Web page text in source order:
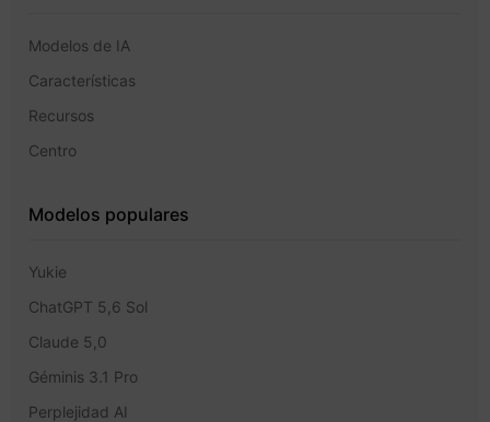
Modelos de IA
Características
Recursos
Centro
Modelos populares
Yukie
ChatGPT 5,6 Sol
Claude 5,0
Géminis 3.1 Pro
Perplejidad AI